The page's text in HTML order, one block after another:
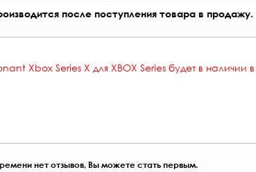
после поступления товара в продажу.
Xbox Series X для XBOX Series будет в наличии
нет отзывов, Вы можете стать первым.